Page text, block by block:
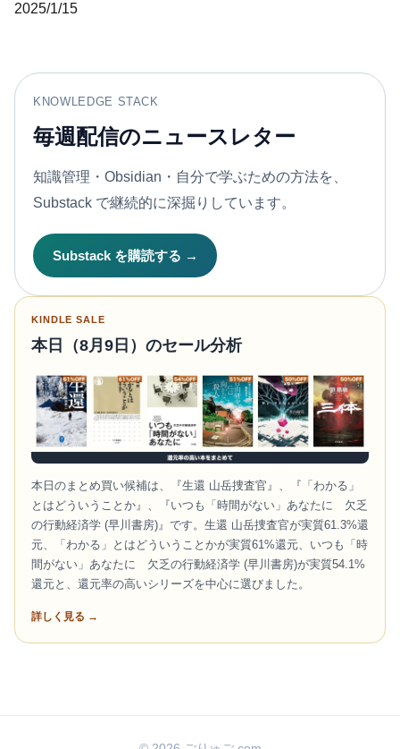
2025/1/15
KNOWLEDGE STACK
毎週配信のニュースレター
知識管理・Obsidian・自分で学ぶための方法を、
Substack で継続的に深掘りしています。
Substack を購読する →
KINDLE SALE
本日（8月9日）のセール分析
本日のまとめ買い候補は、『生還 山岳捜査官』、『「わかる」
とはどういうことか』、『いつも「時間がない」あなたに 欠乏
の行動経済学 (早川書房)』です。生還 山岳捜査官が実質61.3%還
元、「わかる」とはどういうことかが実質61%還元、いつも「時
間がない」あなたに 欠乏の行動経済学 (早川書房)が実質54.1%
還元と、還元率の高いシリーズを中心に選びました。
詳しく見る →